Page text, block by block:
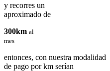
y recorres un
aproximado de
300km al
mes
entonces, con nuestra modalidad
de pago por km serían